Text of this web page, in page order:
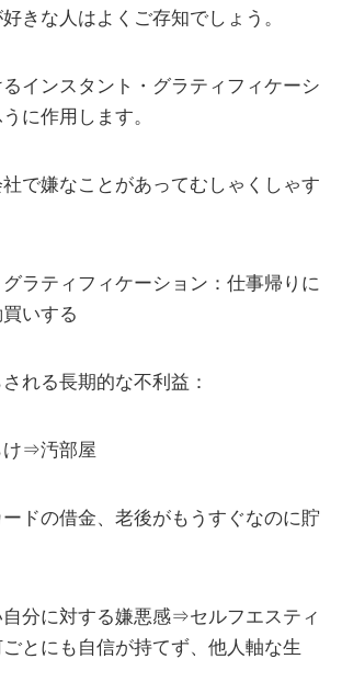
きな人はよくご存知でしょう。
インスタント・グラティフィケーシ
に作用します。
で嫌なことがあってむしゃくしゃす
ラティフィケーション：仕事帰りに
いする
れる長期的な不利益：
⇒汚部屋
ドの借金、老後がもうすぐなのに貯
分に対する嫌悪感⇒セルフエスティ
とにも自信が持てず、他人軸な生